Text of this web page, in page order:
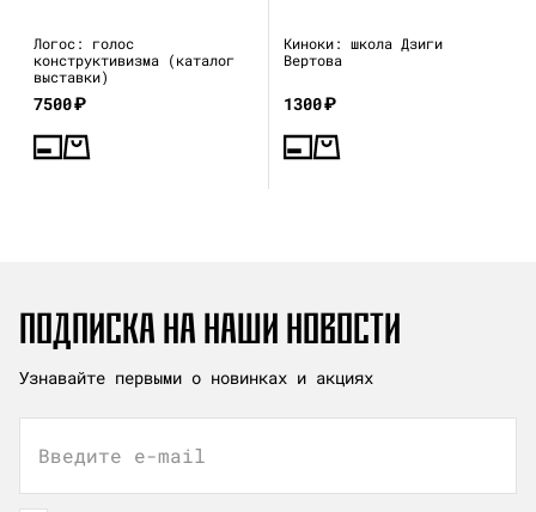
Логос: голос
конструктивизма (каталог
выставки)
7500₽
Киноки: школа Дзиги
Вертова
1300₽
ПОДПИСКА НА НАШИ НОВОСТИ
Узнавайте первыми о новинках и акциях
Введите e-mail